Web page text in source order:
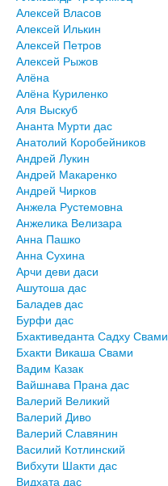
Алексей Власов
Алексей Илькин
Алексей Петров
Алексей Рыжов
Алёна
Алёна Куриленко
Аля Выскуб
Ананта Мурти дас
Анатолий Коробейников
Андрей Лукин
Андрей Макаренко
Андрей Чирков
Анжела Рустемовна
Анжелика Велизара
Анна Пашко
Анна Сухина
Арчи деви даси
Ашутоша дас
Баладев дас
Бурфи дас
Бхактиведанта Садху Свами
Бхакти Викаша Свами
Вадим Казак
Вайшнава Прана дас
Валерий Великий
Валерий Диво
Валерий Славянин
Василий Котлинский
Вибхути Шакти дас
Видхата дас